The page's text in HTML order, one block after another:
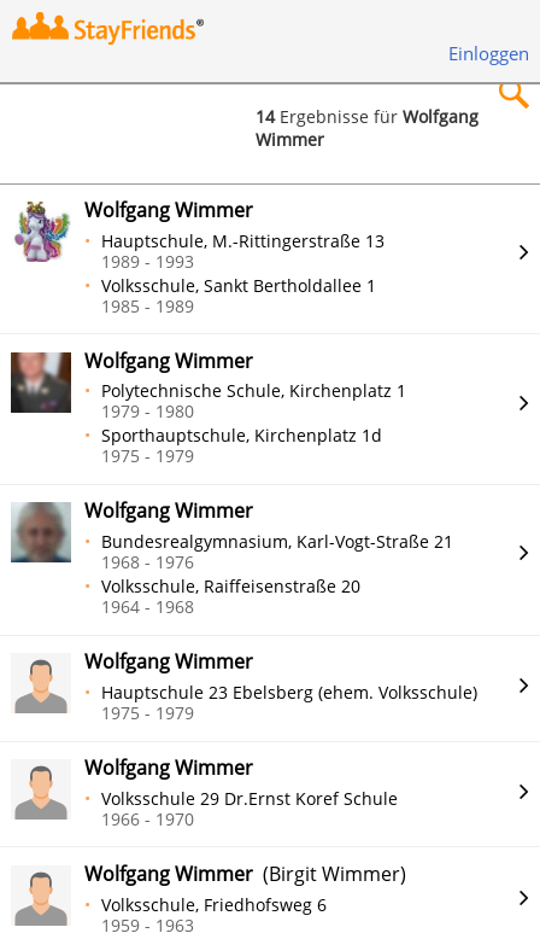
Einloggen
Suchen
14Ergebnisse fürWolfgang
Wimmer
Wolfgang Wimmer
Hauptschule, M.-Rittingerstraße 13
1989 - 1993
Volksschule, Sankt Bertholdallee 1
1985 - 1989
Wolfgang Wimmer
Polytechnische Schule, Kirchenplatz 1
1979 - 1980
Sporthauptschule, Kirchenplatz 1d
1975 - 1979
Wolfgang Wimmer
Bundesrealgymnasium, Karl-Vogt-Straße 21
1968 - 1976
Volksschule, Raiffeisenstraße 20
1964 - 1968
Wolfgang Wimmer
Hauptschule 23 Ebelsberg (ehem. Volksschule)
1975 - 1979
Wolfgang Wimmer
Volksschule 29 Dr.Ernst Koref Schule
1966 - 1970
Wolfgang Wimmer (Birgit Wimmer)
Volksschule, Friedhofsweg 6
1959 - 1963